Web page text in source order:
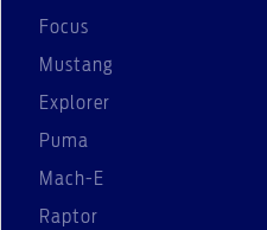
Focus
Mustang
Explorer
Puma
Mach-E
Raptor